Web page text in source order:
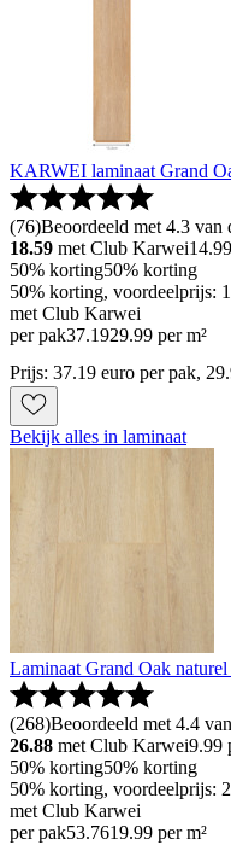
KARWEI laminaat Grand
(76)Beoordeeld met 4.3 van
18.59 met Club Karwei14.99
50% korting50% korting
50% korting, voordeelprijs:
met Club Karwei
per pak37.1929.99 per m²
Prijs: 37.19 euro per pak,
Bekijk alles in laminaat
Laminaat Grand Oak naturel
(268)Beoordeeld met 4.4
26.88 met Club Karwei9.99
50% korting50% korting
50% korting, voordeelprijs:
met Club Karwei
per pak53.7619.99 per m²